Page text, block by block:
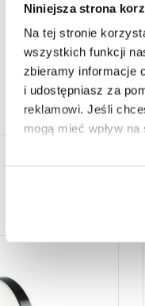
Niniejsza strona
Na tej stronie
wszystkich funkcji
zbieramy informacje
i udostępniasz za
reklamowi. Jeśli
mogą mieć wpływ
Aby uzyskać więcej
Wymiary z
Waga z opakowaniem
Dane producenta